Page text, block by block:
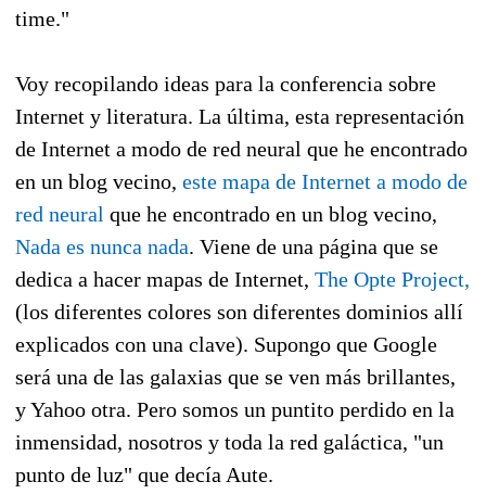
time."
Voy recopilando ideas para la conferencia sobre
Internet y literatura. La última, esta representación
de Internet a modo de red neural que he encontrado
en un blog vecino, este mapa de Internet a modo de
red neural que he encontrado en un blog vecino,
Nada es nunca nada. Viene de una página que se
dedica a hacer mapas de Internet, The Opte Project,
(los diferentes colores son diferentes dominios allí
explicados con una clave). Supongo que Google
será una de las galaxias que se ven más brillantes,
y Yahoo otra. Pero somos un puntito perdido en la
inmensidad, nosotros y toda la red galáctica, "un
punto de luz" que decía Aute.